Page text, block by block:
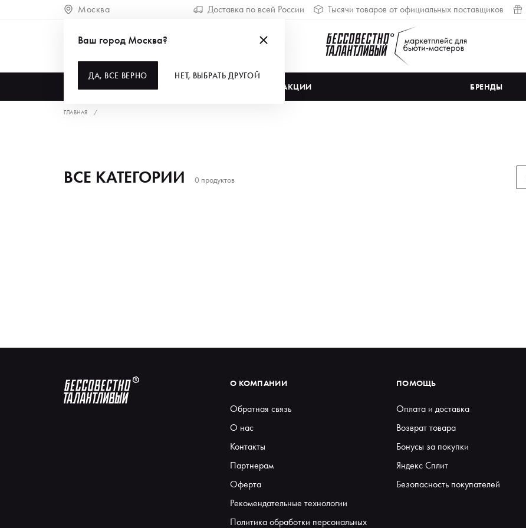
Москва Доставка по всей России Тысячи товаров от официальных поставщиков
АКЦИИ БРЕНДЫ
Ваш город Москва?
ДА, ВСЕ ВЕРНО НЕТ, ВЫБРАТЬ ДРУГОЙ
ГЛАВНАЯ
ВСЕ КАТЕГОРИИ 0 продуктов
О КОМПАНИИ
Обратная связь
О нас
Контакты
Партнерам
Оферта
Рекомендательные технологии
Политика обработки персональных
ПОМОЩЬ
Оплата и доставка
Возврат товара
Бонусы за покупки
Яндекс Сплит
Безопасность покупателей